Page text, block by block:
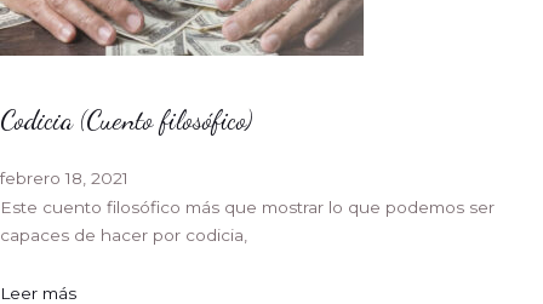
Codicia (Cuento filosófico)
febrero 18, 2021
Este cuento filosófico más que mostrar lo que podemos ser
capaces de hacer por codicia,
Leer más